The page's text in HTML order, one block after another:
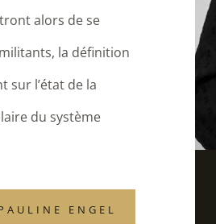
alors de se
la définition
sur l’état de la
du système
ENGEL